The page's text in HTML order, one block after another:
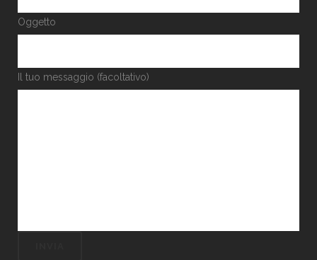
Oggetto
Il tuo messaggio (facoltativo)